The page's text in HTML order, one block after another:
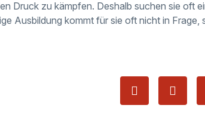
Druck zu kämpfen. Deshalb suchen sie oft
Ausbildung kommt für sie oft nicht in Frage,